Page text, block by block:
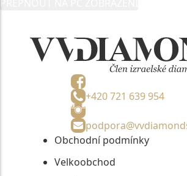
+420 721 639 954
Obchodní podmínky
Velkoobchod